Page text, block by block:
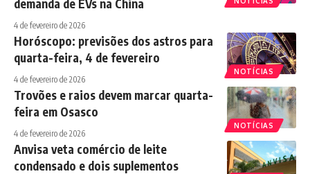
demanda de EVs na China
4 de fevereiro de 2026
NOTÍCIAS
Horóscopo: previsões dos astros para
quarta-feira, 4 de fevereiro
4 de fevereiro de 2026
NOTÍCIAS
Trovões e raios devem marcar quarta-
feira em Osasco
4 de fevereiro de 2026
Anvisa veta comércio de leite
condensado e dois suplementos